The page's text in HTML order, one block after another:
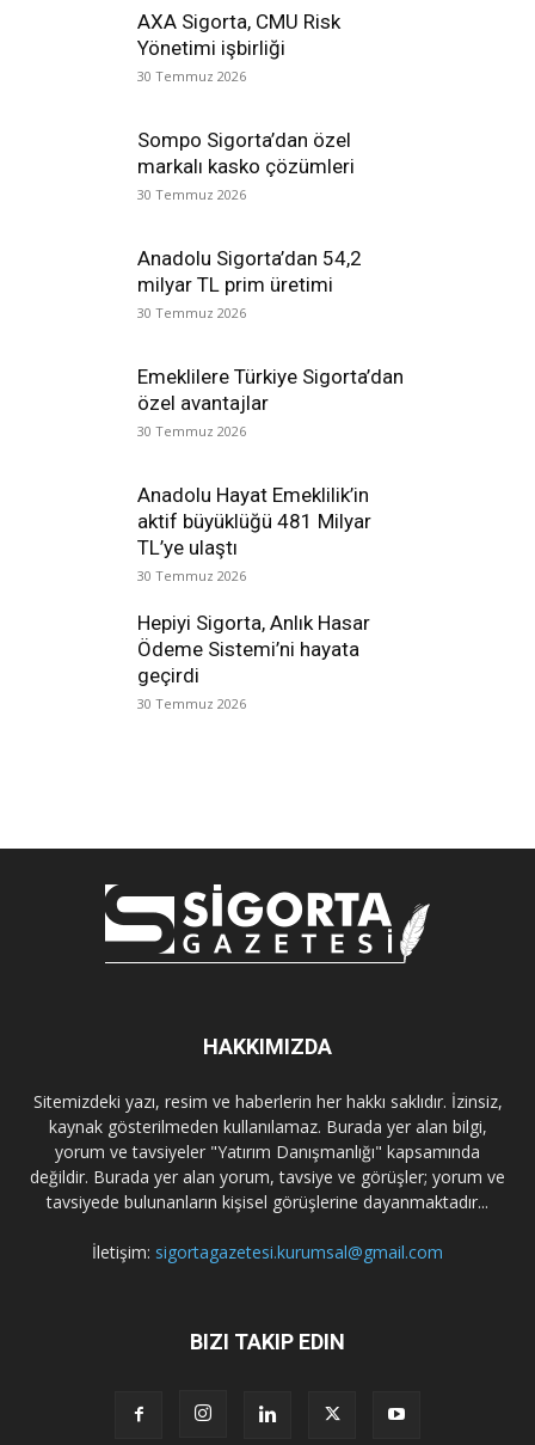
AXA Sigorta, CMU Risk
Yönetimi işbirliği
30 Temmuz 2026
Sompo Sigorta’dan özel
markalı kasko çözümleri
30 Temmuz 2026
Anadolu Sigorta’dan 54,2
milyar TL prim üretimi
30 Temmuz 2026
Emeklilere Türkiye Sigorta’dan
özel avantajlar
30 Temmuz 2026
Anadolu Hayat Emeklilik’in
aktif büyüklüğü 481 Milyar
TL’ye ulaştı
30 Temmuz 2026
Hepiyi Sigorta, Anlık Hasar
Ödeme Sistemi’ni hayata
geçirdi
30 Temmuz 2026
HAKKIMIZDA
Sitemizdeki yazı, resim ve haberlerin her hakkı saklıdır. İzinsiz,
kaynak gösterilmeden kullanılamaz. Burada yer alan bilgi,
yorum ve tavsiyeler "Yatırım Danışmanlığı" kapsamında
değildir. Burada yer alan yorum, tavsiye ve görüşler; yorum ve
tavsiyede bulunanların kişisel görüşlerine dayanmaktadır...
İletişim: sigortagazetesi.kurumsal@gmail.com
BIZI TAKIP EDIN